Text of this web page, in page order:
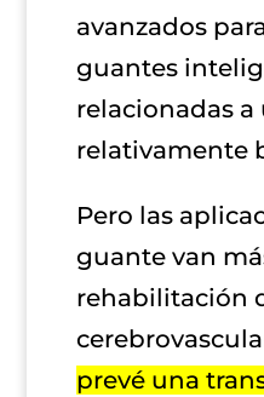
avanzados
guantes
relacionadas a
relativamente
Pero las
guante van
rehabilitación
prevé una